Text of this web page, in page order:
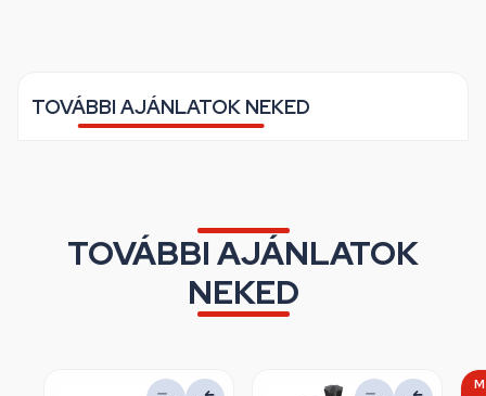
TOVÁBBI AJÁNLATOK NEKED
TOVÁBBI AJÁNLATOK
NEKED